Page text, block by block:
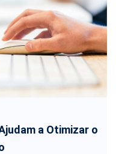
a Otimizar o